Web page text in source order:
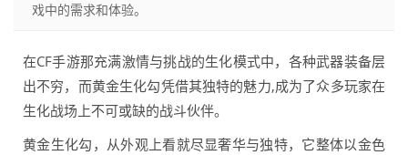
戏中的需求和体验。
在CF手游那充满激情与挑战的生化模式中，各种武器装备层
出不穷，而黄金生化勾凭借其独特的魅力,成为了众多玩家在
生化战场上不可或缺的战斗伙伴。
黄金生化勾，从外观上看就尽显奢华与独特，它整体以金色